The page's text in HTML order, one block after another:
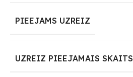
PIEEJAMS UZREIZ
UZREIZ PIEEJAMAIS SKAITS